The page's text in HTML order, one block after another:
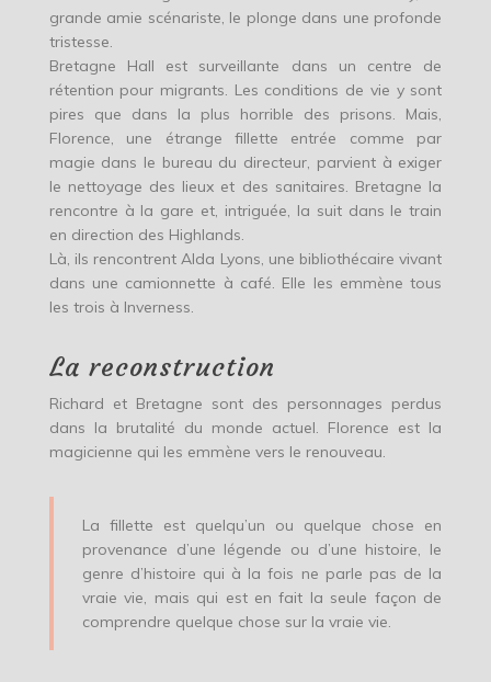
grande amie scénariste, le plonge dans une profonde
tristesse.
Bretagne Hall est surveillante dans un centre de
rétention pour migrants. Les conditions de vie y sont
pires que dans la plus horrible des prisons. Mais,
Florence, une étrange fillette entrée comme par
magie dans le bureau du directeur, parvient à exiger
le nettoyage des lieux et des sanitaires. Bretagne la
rencontre à la gare et, intriguée, la suit dans le train
en direction des Highlands.
Là, ils rencontrent Alda Lyons, une bibliothécaire vivant
dans une camionnette à café. Elle les emmène tous
les trois à Inverness.
La reconstruction
Richard et Bretagne sont des personnages perdus
dans la brutalité du monde actuel. Florence est la
magicienne qui les emmène vers le renouveau.
La fillette est quelqu’un ou quelque chose en
provenance d’une légende ou d’une histoire, le
genre d’histoire qui à la fois ne parle pas de la
vraie vie, mais qui est en fait la seule façon de
comprendre quelque chose sur la vraie vie.